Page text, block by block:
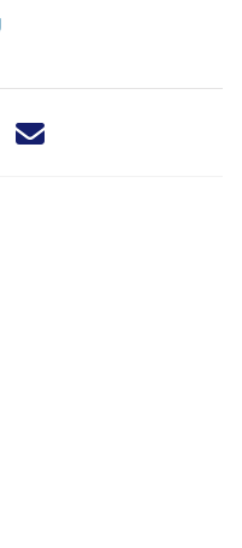
dit nieuwsbericht via X -
Deel dit nieuwsbericht via
Deel dit nieuwsbericht
Deel dit